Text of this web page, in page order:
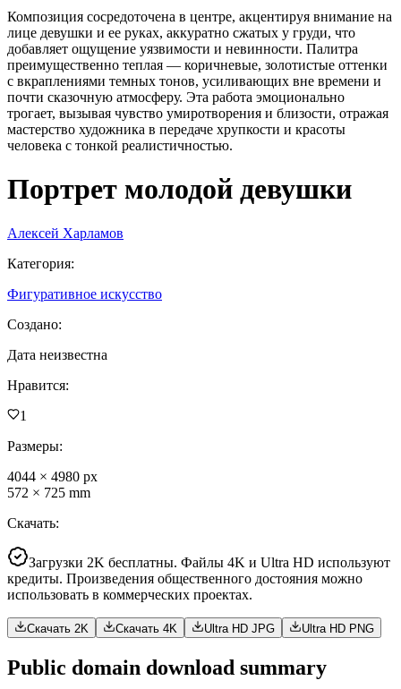
Композиция сосредоточена в центре, акцентируя внимание на
лице девушки и ее руках, аккуратно сжатых у груди, что
добавляет ощущение уязвимости и невинности. Палитра
преимущественно теплая — коричневые, золотистые оттенки
с вкраплениями темных тонов, усиливающих вне времени и
почти сказочную атмосферу. Эта работа эмоционально
трогает, вызывая чувство умиротворения и близости, отражая
мастерство художника в передаче хрупкости и красоты
человека с тонкой реалистичностью.
Портрет молодой девушки
Алексей Харламов
Категория:
Фигуративное искусство
Создано:
Дата неизвестна
Нравится:
1
Размеры:
4044 × 4980 px
572 × 725 mm
Скачать:
Загрузки 2K бесплатны. Файлы 4K и Ultra HD используют
кредиты. Произведения общественного достояния можно
использовать в коммерческих проектах.
Скачать 2K Скачать 4K Ultra HD JPG Ultra HD PNG
Public domain download summary